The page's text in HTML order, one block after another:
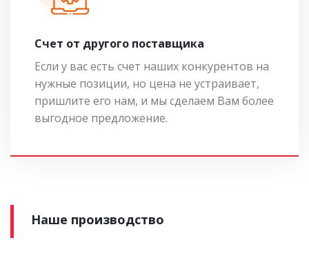
Cчет от другого поставщика
Если у вас есть счет наших конкурентов на
нужные позиции, но цена не устраивает,
пришлите его нам, и мы сделаем Вам более
выгодное предложение.
Наше производство